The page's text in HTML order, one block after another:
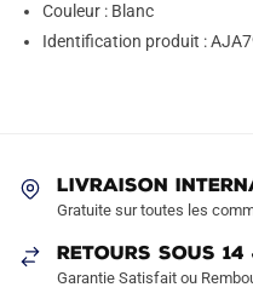
Couleur : Blanc
Identification produit :
LIVRAISON
Gratuite sur toutes les
RETOURS SOUS 14
Garantie Satisfait ou